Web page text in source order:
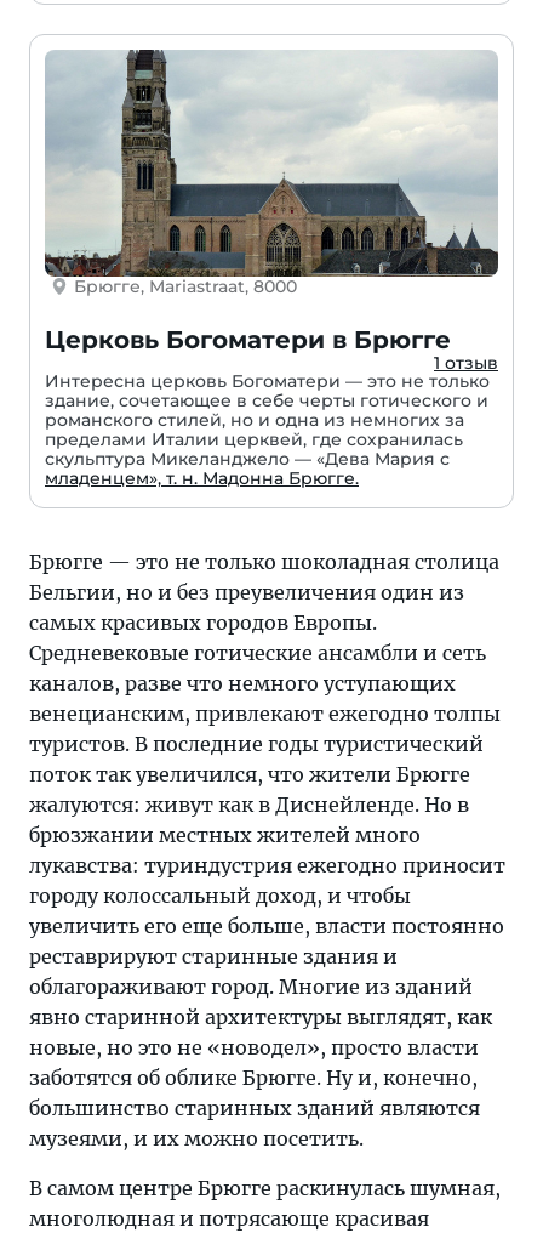
Брюгге, Mariastraat, 8000
Церковь Богоматери в Брюгге
1 отзыв
Интересна церковь Богоматери — это не только
здание, сочетающее в себе черты готического и
романского стилей, но и одна из немногих за
пределами Италии церквей, где сохранилась
скульптура Микеланджело — «Дева Мария с
младенцем», т. н. Мадонна Брюгге.
Брюгге — это не только шоколадная столица
Бельгии, но и без преувеличения один из
самых красивых городов Европы.
Средневековые готические ансамбли и сеть
каналов, разве что немного уступающих
венецианским, привлекают ежегодно толпы
туристов. В последние годы туристический
поток так увеличился, что жители Брюгге
жалуются: живут как в Диснейленде. Но в
брюзжании местных жителей много
лукавства: туриндустрия ежегодно приносит
городу колоссальный доход, и чтобы
увеличить его еще больше, власти постоянно
реставрируют старинные здания и
облагораживают город. Многие из зданий
явно старинной архитектуры выглядят, как
новые, но это не «новодел», просто власти
заботятся об облике Брюгге. Ну и, конечно,
большинство старинных зданий являются
музеями, и их можно посетить.
В самом центре Брюгге раскинулась шумная,
многолюдная и потрясающе красивая